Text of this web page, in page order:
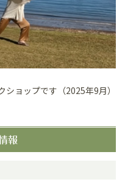
ョップです（2025年9月）
報